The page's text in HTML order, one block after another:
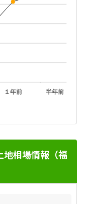
１年前 半年前
相場情報（福